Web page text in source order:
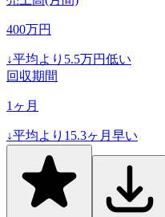
400万円
↓平均より 5.5万円低い
回収期間
1 ヶ月
↓平均より 15.3ヶ月早い